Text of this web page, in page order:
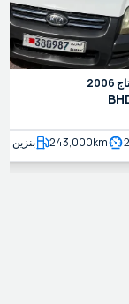
2006
243,000km بنزين